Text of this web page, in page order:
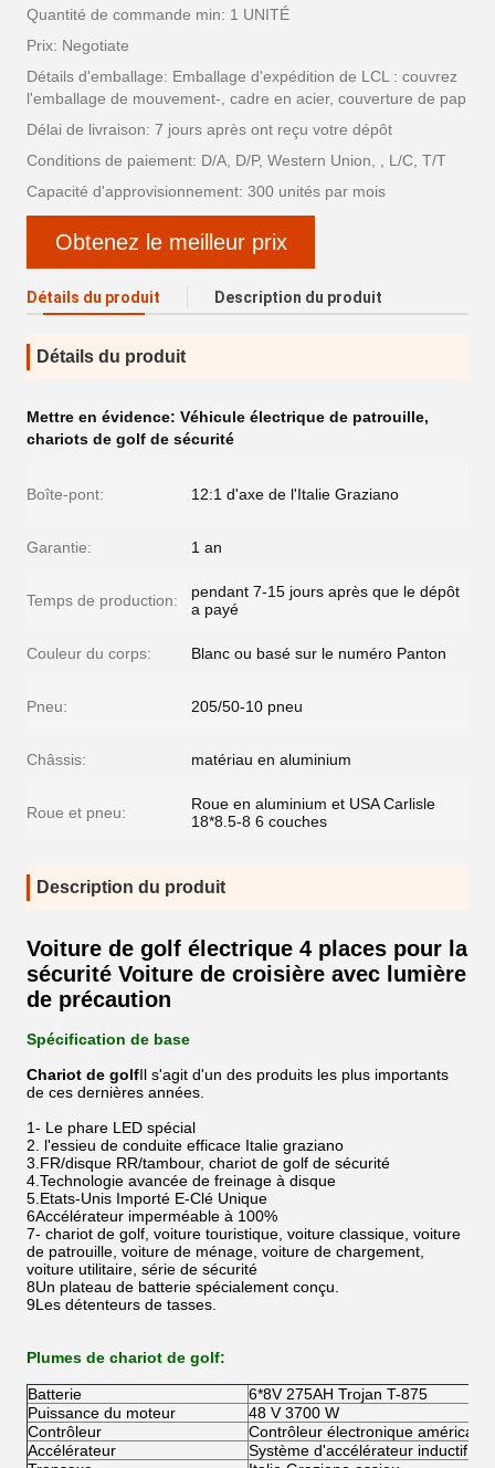
Quantité de commande min: 1 UNITÉ
Prix: Negotiate
Détails d'emballage: Emballage d'expédition de LCL : couvrez
l'emballage de mouvement-, cadre en acier, couverture de pap
Délai de livraison: 7 jours après ont reçu votre dépôt
Conditions de paiement: D/A, D/P, Western Union, , L/C, T/T
Capacité d'approvisionnement: 300 unités par mois
Obtenez le meilleur prix
Détails du produit Description du produit
Détails du produit
Mettre en évidence: Véhicule électrique de patrouille,
chariots de golf de sécurité
Boîte-pont: 12:1 d'axe de l'Italie Graziano
Garantie: 1 an
Temps de production:
pendant 7-15 jours après que le dépôt
a payé
Couleur du corps: Blanc ou basé sur le numéro Panton
Pneu: 205/50-10 pneu
Châssis: matériau en aluminium
Roue et pneu:
Roue en aluminium et USA Carlisle
18*8.5-8 6 couches
Description du produit
Voiture de golf électrique 4 places pour la
sécurité Voiture de croisière avec lumière
de précaution
Spécification de base
Chariot de golfIl s'agit d'un des produits les plus importants
de ces dernières années.
1- Le phare LED spécial
2. l'essieu de conduite efficace Italie graziano
3.FR/disque RR/tambour, chariot de golf de sécurité
4.Technologie avancée de freinage à disque
5.Etats-Unis Importé E-Clé Unique
6Accélérateur imperméable à 100%
7- chariot de golf, voiture touristique, voiture classique, voiture
de patrouille, voiture de ménage, voiture de chargement,
voiture utilitaire, série de sécurité
8Un plateau de batterie spécialement conçu.
9Les détenteurs de tasses.
Plumes de chariot de golf:
Batterie
6*8V 275AH Trojan T-875
Puissance du moteur
48 V 3700 W
Contrôleur
Contrôleur électronique américain
Accélérateur
Système d'accélérateur inductif